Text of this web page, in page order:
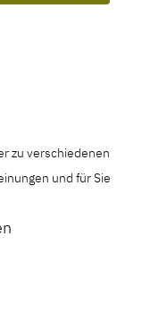
zu verschiedenen
und für Sie